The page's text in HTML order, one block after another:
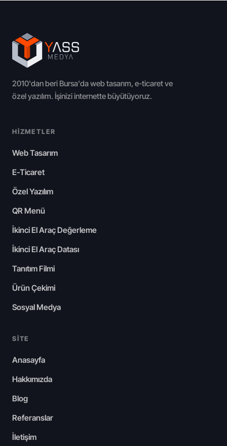
2010'dan beri Bursa'da web tasarım, e-ticaret ve
özel yazılım. İşinizi internette büyütüyoruz.
HIZMETLER
Web Tasarım
E-Ticaret
Özel Yazılım
QR Menü
İkinci El Araç Değerleme
İkinci El Araç Datası
Tanıtım Filmi
Ürün Çekimi
Sosyal Medya
SITE
Anasayfa
Hakkımızda
Blog
Referanslar
İletişim